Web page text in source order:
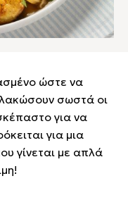
ώστε να
σωστά οι
για να
για μια
γίνεται με απλά